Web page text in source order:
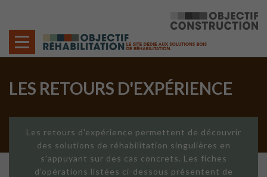
LES RETOURS D'EXPÉRIENCE
Les retours d'expérience permettent de découvrir
des solutions de réhabilitation singulières en
s'appuyant sur des cas concrets. Les fiches
d'opérations listées ci-dessous présentent de